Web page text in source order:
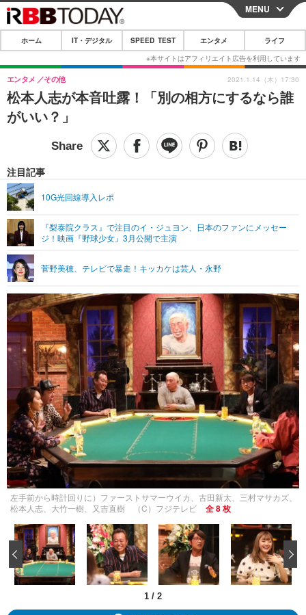
CLOSE
ホーム
IT・デジタル
IT・デジタルTOP スマートフォン
ショッピング その他
SPEED TEST
エンタメTOP 映画・ドラマ
グラビア
ショッピング その他
ライフTOP
その他
リリース一覧
プッシュ通知の停止方法
MENU
ホーム IT・デジタル SPEED TEST エンタメ ライフ
松本人志が本音吐露！「別の相方にするなら誰
がいい？」
エンタメ その他
注目記事
10G光回線導入レポ
『梨泰院クラス』で注目のイ・ジュヨン、日本のファンにメッセー
ジ！映画『野球少女』3月公開で主演
菅野美穂、テレビで暴走！キッカケは芸人・永野
2021.1.14（木）17:30
左手前から時計回りに）ファーストサマーウイカ、古田新太、三村マサカズ、
松本人志、大竹一樹、又吉直樹 （C）フジテレビ
全 8 枚
1 / 2
‹